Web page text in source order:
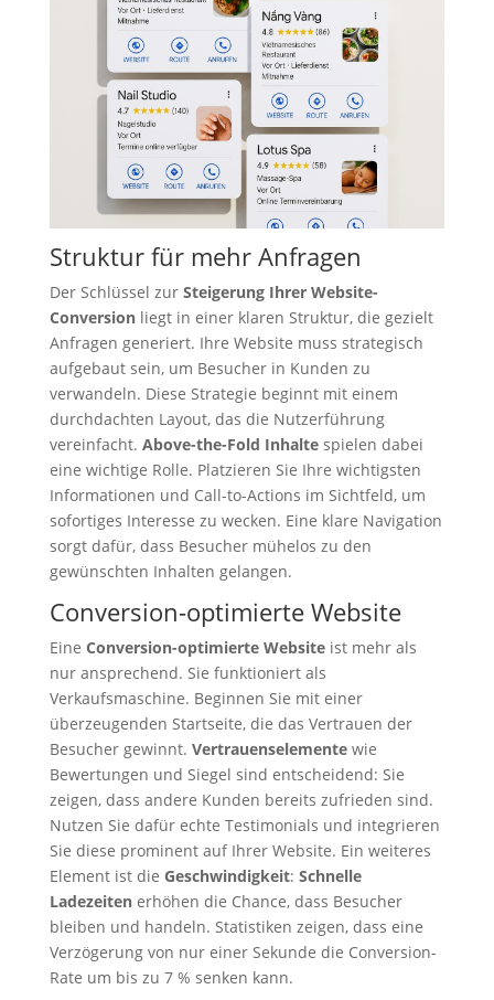
Struktur für mehr Anfragen
Der Schlüssel zur Steigerung Ihrer Website-
Conversionliegt in einer klaren Struktur, die gezielt
Anfragen generiert. Ihre Website muss strategisch
aufgebaut sein, um Besucher in Kunden zu
verwandeln. Diese Strategie beginnt mit einem
durchdachten Layout, das die Nutzerführung
vereinfacht. Above-the-Fold Inhaltespielen dabei
eine wichtige Rolle. Platzieren Sie Ihre wichtigsten
Informationen und Call-to-Actions im Sichtfeld, um
sofortiges Interesse zu wecken. Eine klare Navigation
sorgt dafür, dass Besucher mühelos zu den
gewünschten Inhalten gelangen.
Conversion-optimierte Website
Eine Conversion-optimierte Websiteist mehr als
nur ansprechend. Sie funktioniert als
Verkaufsmaschine. Beginnen Sie mit einer
überzeugenden Startseite, die das Vertrauen der
Besucher gewinnt. Vertrauenselementewie
Bewertungen und Siegel sind entscheidend: Sie
zeigen, dass andere Kunden bereits zufrieden sind.
Nutzen Sie dafür echte Testimonials und integrieren
Sie diese prominent auf Ihrer Website. Ein weiteres
Element ist die Geschwindigkeit: Schnelle
Ladezeitenerhöhen die Chance, dass Besucher
bleiben und handeln. Statistiken zeigen, dass eine
Verzögerung von nur einer Sekunde die Conversion-
Rate um bis zu 7 % senken kann.